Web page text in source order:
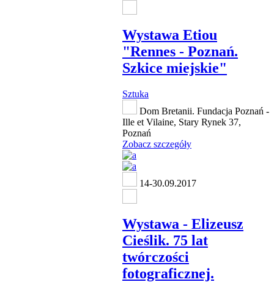
Wystawa Etiou
"Rennes - Poznań.
Szkice miejskie"
Sztuka
Dom Bretanii. Fundacja Poznań -
Ille et Vilaine, Stary Rynek 37,
Poznań
Zobacz szczegóły
14-30.09.2017
Wystawa - Elizeusz
Cieślik. 75 lat
twórczości
fotograficznej.